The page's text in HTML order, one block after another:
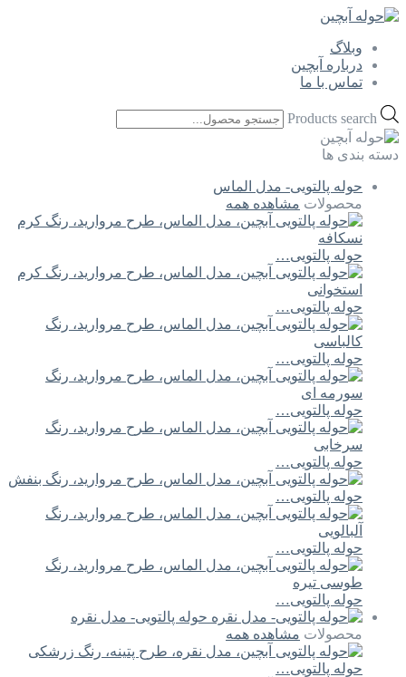
وبلاگ
درباره آبچین
تماس با ما
Products search
دسته بندی ها
حوله پالتویی- مدل الماس
محصولات مشاهده همه
حوله پالتویی…
حوله پالتویی…
حوله پالتویی…
حوله پالتویی…
حوله پالتویی…
حوله پالتویی…
حوله پالتویی…
حوله پالتویی…
حوله پالتویی- مدل نقره
محصولات مشاهده همه
حوله پالتویی…